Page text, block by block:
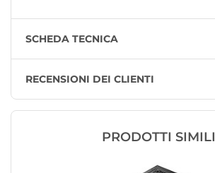
SCHEDA TECNICA
RECENSIONI DEI CLIENTI
PRODOTTI SIMILI